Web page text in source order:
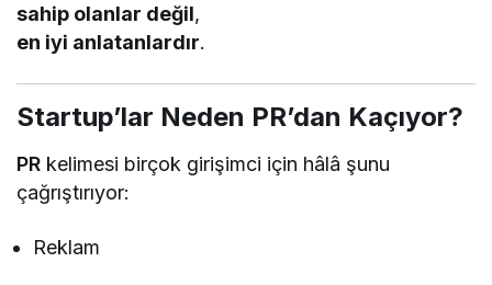
sahip olanlar değil,
en iyi anlatanlardır.
Startup’lar Neden PR’dan Kaçıyor?
PR kelimesi birçok girişimci için hâlâ şunu
çağrıştırıyor:
Reklam